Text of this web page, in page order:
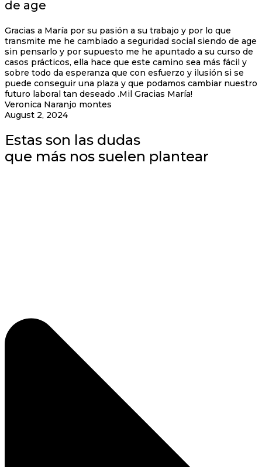
de age
Gracias a María por su pasión a su trabajo y por lo que
transmite me he cambiado a seguridad social siendo de age
sin pensarlo y por supuesto me he apuntado a su curso de
casos prácticos, ella hace que este camino sea más fácil y
sobre todo da esperanza que con esfuerzo y ilusión si se
puede conseguir una plaza y que podamos cambiar nuestro
futuro laboral tan deseado .Mil Gracias María!
Veronica Naranjo montes
August 2, 2024
Estas son las dudas
que más nos suelen plantear